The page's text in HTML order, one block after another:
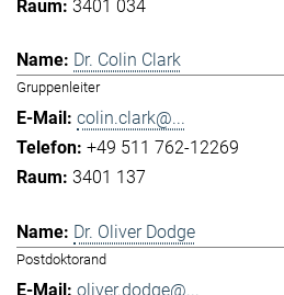
3401 034
Dr. Colin Clark
Gruppenleiter
colin.clark@...
+49 511 762-12269
3401 137
Dr. Oliver Dodge
Postdoktorand
oliver.dodge@...